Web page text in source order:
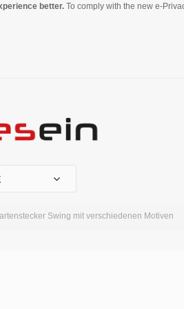
better. To comply with the new e-
Swing mit verschiedenen Motiven